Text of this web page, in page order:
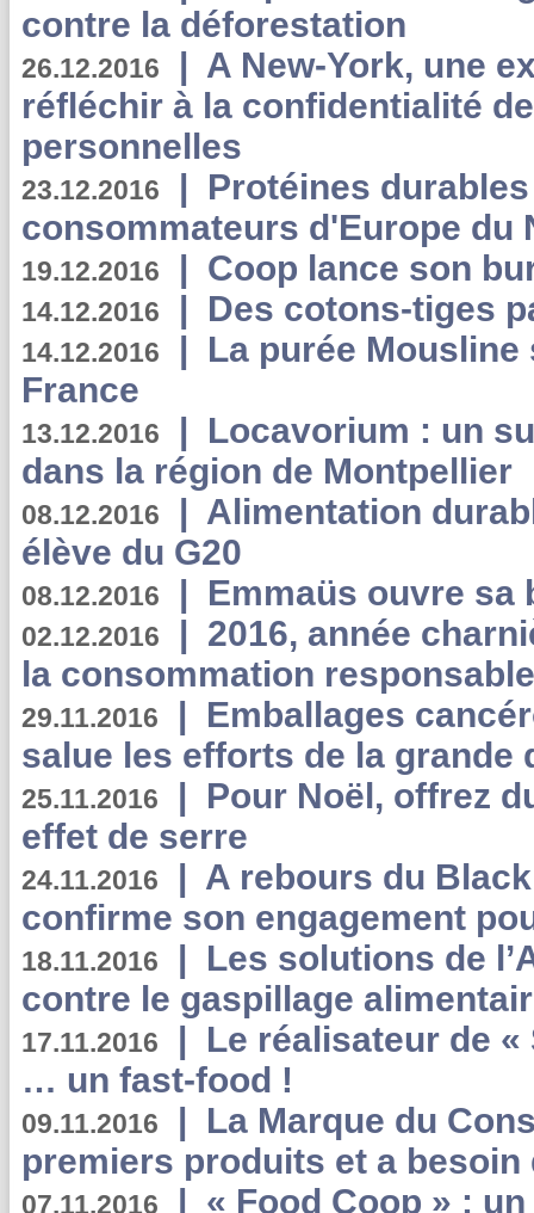
contre la déforestation
26.12.2016 | A New-York, une
réfléchir à la confidentialité
personnelles
23.12.2016 | Protéines
consommateurs d'Europe du
19.12.2016 | Coop lance son
14.12.2016 | Des cotons-tiges
14.12.2016 | La purée
France
13.12.2016 | Locavorium : un
dans la région de Montpellier
08.12.2016 | Alimentation
élève du G20
08.12.2016 | Emmaüs ouvre sa
02.12.2016 | 2016, année
la consommation
29.11.2016 | Emballages
salue les efforts de la grande
25.11.2016 | Pour Noël, offrez
effet de serre
24.11.2016 | A rebours du
confirme son engagement
18.11.2016 | Les solutions de
contre le gaspillage
17.11.2016 | Le réalisateur de «
… un fast-food !
09.11.2016 | La Marque du
premiers produits et a besoin
07.11.2016 | « Food Coop » :